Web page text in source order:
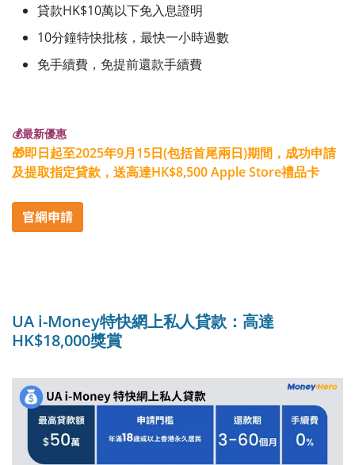
貸款HK$10萬以下免入息證明
10分鐘特快批核，最快一小時過數
免手續費，免提前還款手續費
💰最新優惠
🎁即日起至2025年9月15日(包括首尾兩日)期間，成功申請
及提取指定貸款，送高達HK$8,500 Apple Store禮品卡
UA i-Money特快網上私人貸款：高達
HK$18,000獎賞